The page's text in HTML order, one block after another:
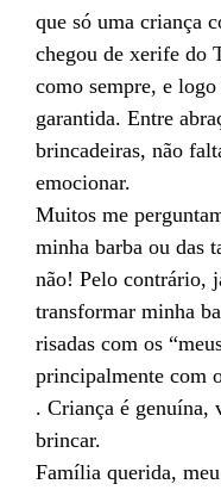
que só uma criança
chegou de xerife do
como sempre, e
garantida. Entre
brincadeiras, não
emocionar.
Muitos me
minha barba ou das
não! Pelo contrário,
transformar minha
risadas com os
principalmente com
. Criança é genuína,
brincar.
Família querida,